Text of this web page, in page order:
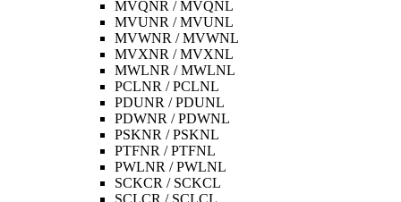
MVQNR / MVQNL
MVUNR / MVUNL
MVWNR / MVWNL
MVXNR / MVXNL
MWLNR / MWLNL
PCLNR / PCLNL
PDUNR / PDUNL
PDWNR / PDWNL
PSKNR / PSKNL
PTFNR / PTFNL
PWLNR / PWLNL
SCKCR / SCKCL
SCLCR / SCLCL